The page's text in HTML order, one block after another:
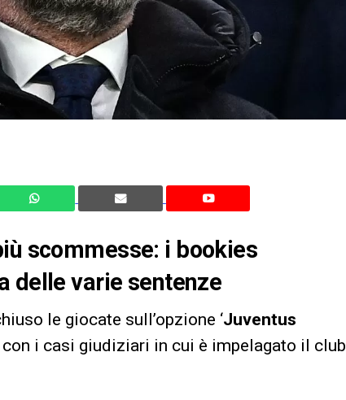
scommesse: i bookies
delle varie sentenze
le giocate sull’opzione ‘Juventus
con i casi giudiziari in cui è impelagato il club